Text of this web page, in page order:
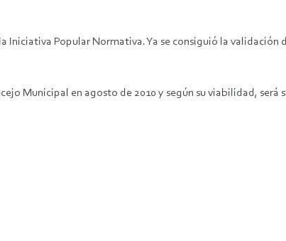
Popular Normativa. Ya se consiguió la validación
Municipal en agosto de 2010 y según su viabilidad, será